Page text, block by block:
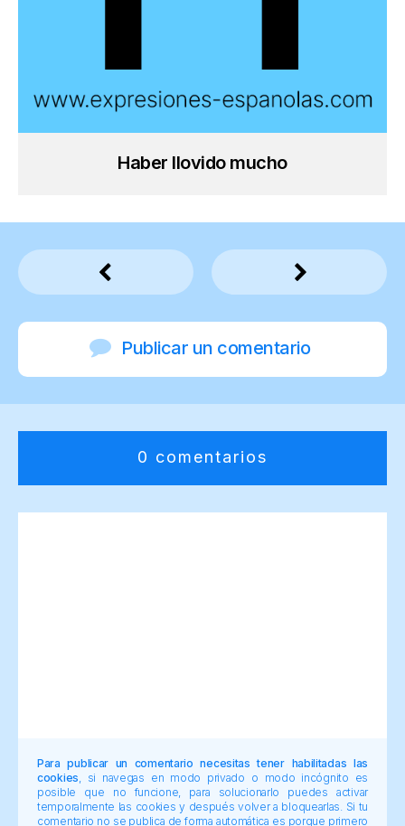
Haber llovido mucho
Publicar un comentario
0 comentarios
Para publicar un comentario necesitas tener habilitadas las
cookies , si navegas en modo privado o modo incógnito es
posible que no funcione, para solucionarlo puedes activar
temporalmente las cookies y después volver a bloquearlas. Si tu
comentario no se publica de forma automática es porque primero